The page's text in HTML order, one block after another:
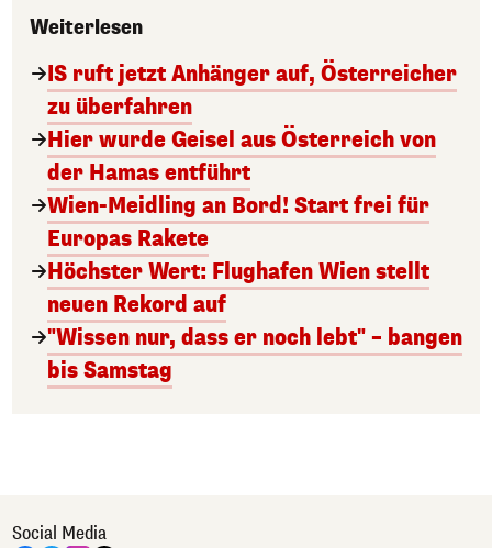
Weiterlesen
IS ruft jetzt Anhänger auf, Österreicher
zu überfahren
Hier wurde Geisel aus Österreich von
der Hamas entführt
Wien-Meidling an Bord! Start frei für
Europas Rakete
Höchster Wert: Flughafen Wien stellt
neuen Rekord auf
"Wissen nur, dass er noch lebt" – bangen
bis Samstag
Social Media